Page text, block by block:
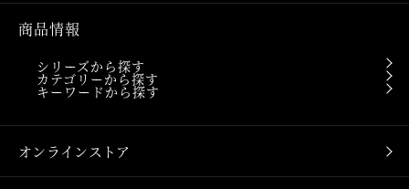
商品情報
シリーズから探す
カテゴリーから探す
キーワードから探す
オンラインストア